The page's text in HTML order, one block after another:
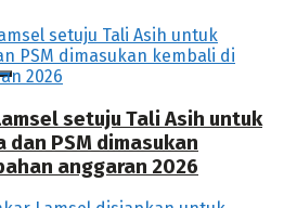
setuju Tali Asih untuk
dan PSM dimasukan
anggaran 2026